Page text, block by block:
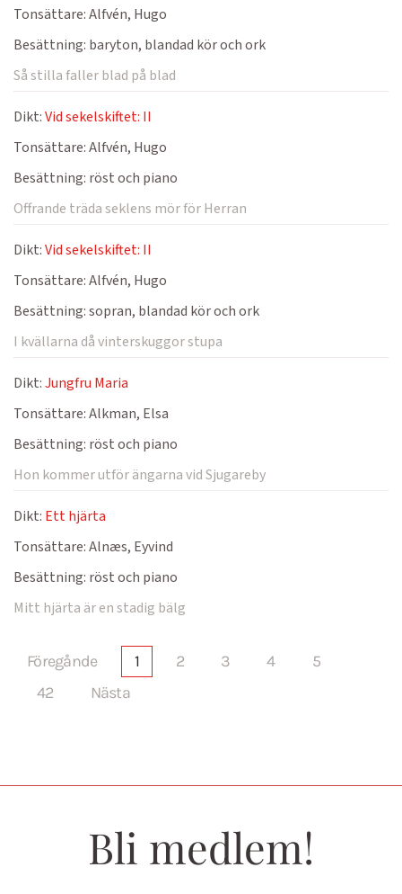
Tonsättare:Alfvén, Hugo
Besättning: baryton, blandad kör och ork
Så stilla faller blad på blad
Dikt:Vid sekelskiftet: II
Tonsättare:Alfvén, Hugo
Besättning: röst och piano
Offrande träda seklens mör för Herran
Dikt:Vid sekelskiftet: II
Tonsättare:Alfvén, Hugo
Besättning:sopran, blandad kör och ork
I kvällarna då vinterskuggor stupa
Dikt:Jungfru Maria
Tonsättare:Alkman, Elsa
Besättning: röst och piano
Hon kommer utför ängarna vid Sjugareby
Dikt: Ett hjärta
Tonsättare:Alnæs, Eyvind
Besättning: röst och piano
Mitt hjärta är en stadig bälg
Föregånde 1 2 3 4
5
42
Nästa
Bli medlem!